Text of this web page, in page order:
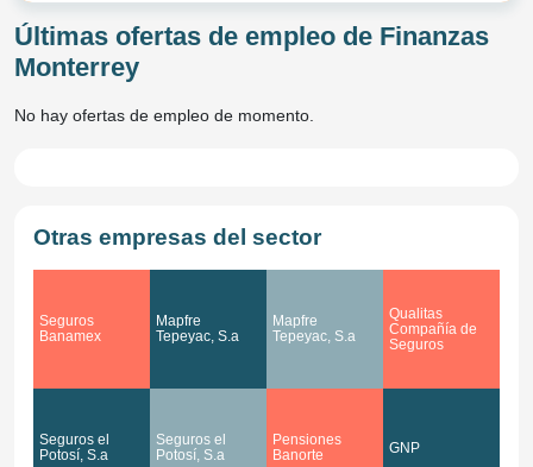
Últimas ofertas de empleo de Finanzas
Monterrey
No hay ofertas de empleo de momento.
Otras empresas del sector
Seguros
Banamex
Mapfre
Tepeyac, S.a
Mapfre
Tepeyac, S.a
Qualitas
Compañía de
Seguros
Seguros el
Potosí, S.a
Seguros el
Potosí, S.a
Pensiones
Banorte
GNP